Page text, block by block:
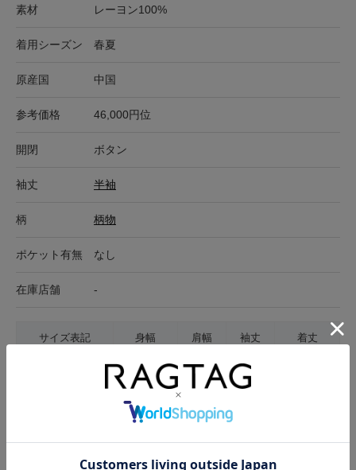
素材 レーヨン100%
着用シーズン 春夏
原産国 中国
参考価格 46,000円位
開閉 ボタン
袖丈 半袖
柄 柄物
ポケット有無 なし
在庫店舗 -
サイズ表記 身幅 肩幅 袖丈 着丈
46.5cm 42cm 27cm